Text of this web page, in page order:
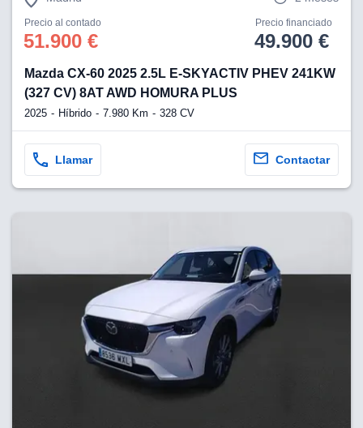
Precio al contado
51.900 €
Precio financiado
49.900 €
Mazda CX-60 2025 2.5L E-SKYACTIV PHEV 241KW
(327 CV) 8AT AWD HOMURA PLUS
2025 Híbrido 7.980 Km 328 CV
Llamar Contactar